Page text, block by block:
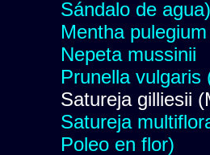
Sándalo de agua)
Mentha
Nepeta mussinii
Prunella vulgaris
Satureja gilliesii
Satureja
Poleo en flor)